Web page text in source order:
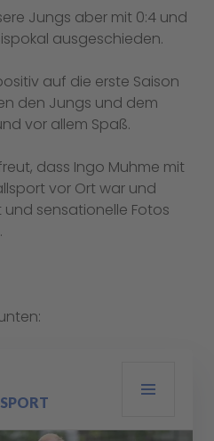
Jungs aber mit 0:4 und
ausgeschieden.
auf die erste Saison
den Jungs und dem
vor allem Spaß.
dass Ingo Muhme mit
vor Ort war und
sensationelle Fotos